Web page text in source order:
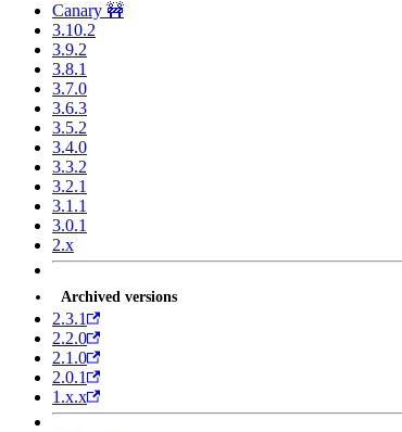
Canary 🚧
3.10.2
3.9.2
3.8.1
3.7.0
3.6.3
3.5.2
3.4.0
3.3.2
3.2.1
3.1.1
3.0.1
2.x
Archived versions
2.3.1
2.2.0
2.1.0
2.0.1
1.x.x